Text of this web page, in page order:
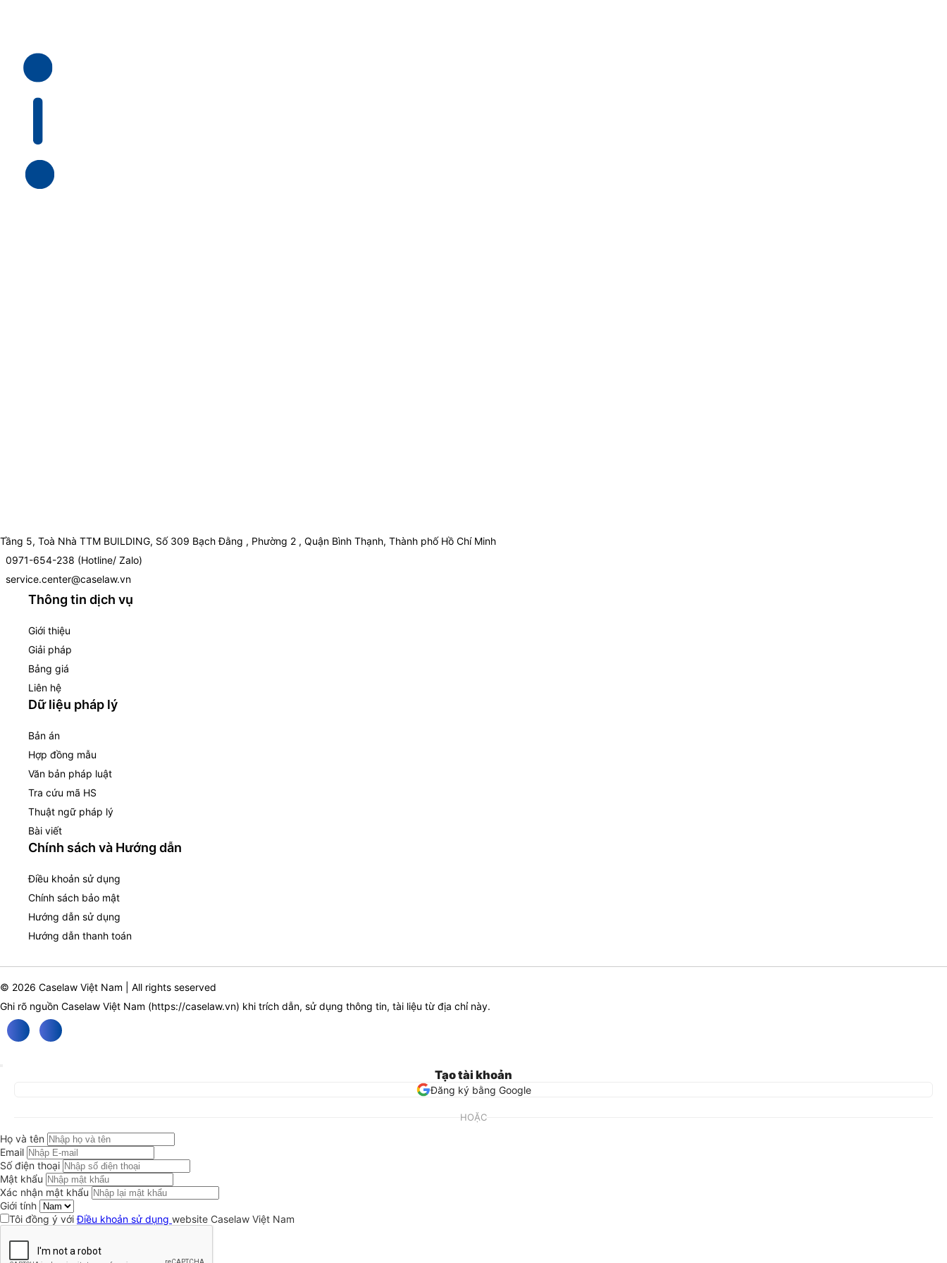
Tầng 5, Toà Nhà TTM BUILDING, Số 309 Bạch Đằng , Phường 2 , Quận Bình Thạnh, Thành phố Hồ Chí Minh
0971-654-238 (Hotline/ Zalo)
service.center@caselaw.vn
Thông tin dịch vụ
Giới thiệu
Giải pháp
Bảng giá
Liên hệ
Dữ liệu pháp lý
Bản án
Hợp đồng mẫu
Văn bản pháp luật
Tra cứu mã HS
Thuật ngữ pháp lý
Bài viết
Chính sách và Hướng dẫn
Điều khoản sử dụng
Chính sách bảo mật
Hướng dẫn sử dụng
Hướng dẫn thanh toán
© 2026 Caselaw Việt Nam | All rights seserved
Ghi rõ nguồn Caselaw Việt Nam (https://caselaw.vn) khi trích dẫn, sử dụng thông tin, tài liệu từ địa chỉ này.
Tạo tài khoản
Đăng ký bằng Google
HOẶC
Họ và tên
Email
Số điện thoại
Mật khẩu
Xác nhận mật khẩu
Giới tính
Tôi đồng ý vớiĐiều khoản sử dụng website Caselaw Việt Nam